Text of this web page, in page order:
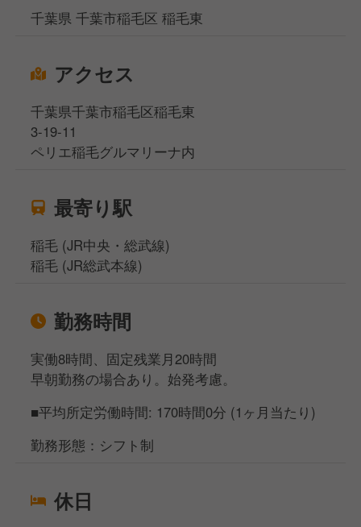
千葉県 千葉市稲毛区 稲毛東
アクセス
千葉県千葉市稲毛区稲毛東
3-19-11
ペリエ稲毛グルマリーナ内
最寄り駅
稲毛 (JR中央・総武線)
稲毛 (JR総武本線)
勤務時間
実働8時間、固定残業月20時間
早朝勤務の場合あり。始発考慮。
■平均所定労働時間: 170時間0分 (1ヶ月当たり)
勤務形態：シフト制
休日